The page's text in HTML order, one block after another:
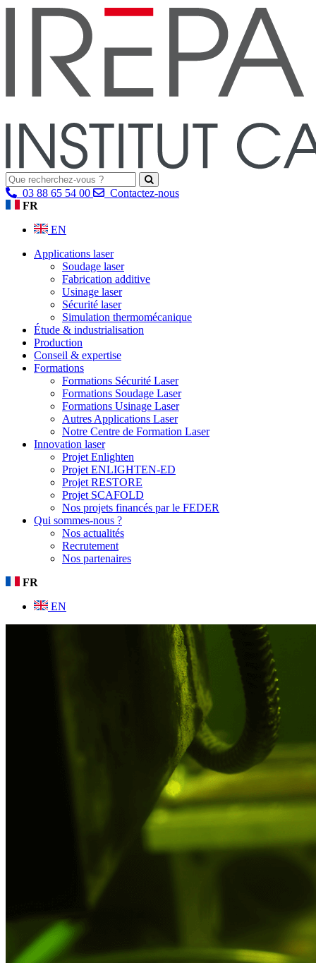
03 88 65 54 00
Contactez-nous
FR
EN
Applications laser
Soudage laser
Fabrication additive
Usinage laser
Sécurité laser
Simulation thermomécanique
Étude & industrialisation
Production
Conseil & expertise
Formations
Formations Sécurité Laser
Formations Soudage Laser
Formations Usinage Laser
Autres Applications Laser
Notre Centre de Formation Laser
Innovation laser
Projet Enlighten
Projet ENLIGHTEN-ED
Projet RESTORE
Projet SCAFOLD
Nos projets financés par le FEDER
Qui sommes-nous ?
Nos actualités
Recrutement
Nos partenaires
FR
EN